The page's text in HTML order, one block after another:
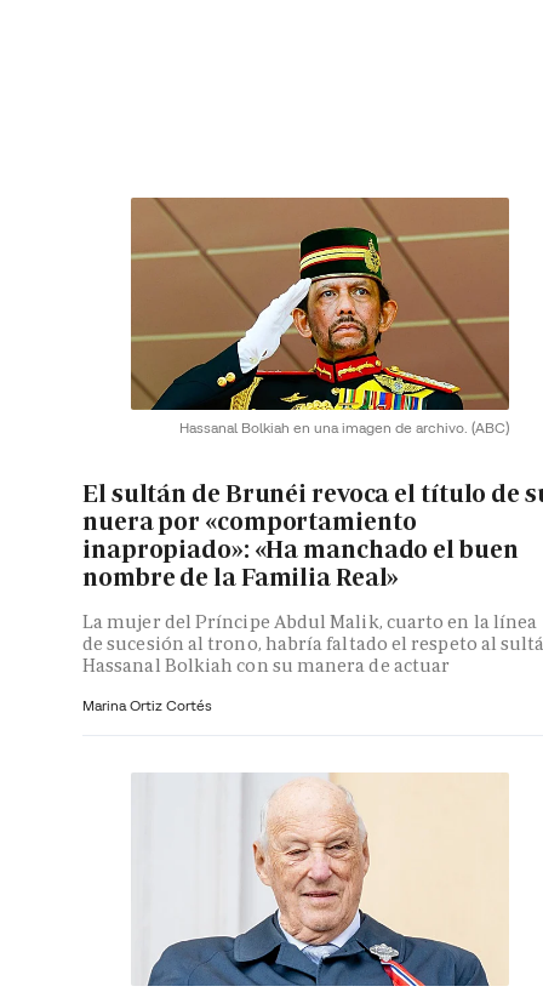
Hassanal Bolkiah en una imagen de archivo. (ABC)
El sultán de Brunéi revoca el título de
nuera por «comportamiento
inapropiado»: «Ha manchado el buen
nombre de la Familia Real»
La mujer del Príncipe Abdul Malik, cuarto en la línea
de sucesión al trono, habría faltado el respeto al
Hassanal Bolkiah con su manera de actuar
Marina Ortiz Cortés